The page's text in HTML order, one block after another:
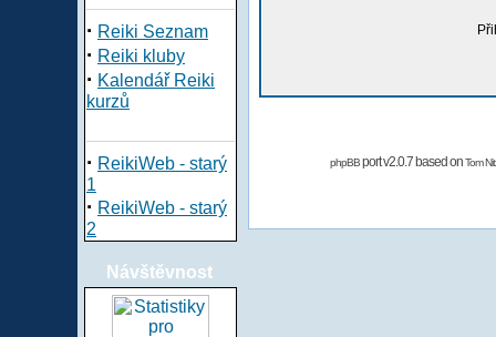
· Reiki Seznam
· Reiki kluby
· Kalendář Reiki
kurzů
· ReikiWeb - starý
1
· ReikiWeb - starý
2
Návštěvnost
phpBBport v2.0.7 based onTom